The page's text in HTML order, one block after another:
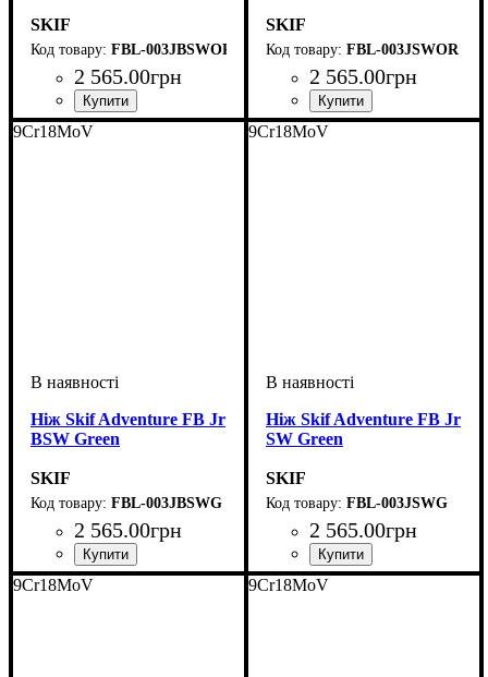
SKIF
FBL-003JBSWOR
2 565.00грн
SKIF
FBL-003JSWOR
2 565.00грн
9Cr18MoV
Ніж Skif Adventure FB Jr
BSW Green
SKIF
FBL-003JBSWG
2 565.00грн
9Cr18MoV
Ніж Skif Adventure FB Jr
SW Green
SKIF
FBL-003JSWG
2 565.00грн
9Cr18MoV 9Cr18MoV